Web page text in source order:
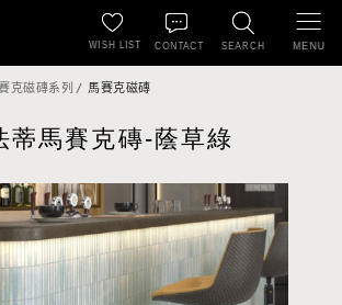
SEARCH
WISH LIST CONTACT MENU
克磁磚系列 馬賽克磁磚
蒂馬賽克磚-蔭草綠